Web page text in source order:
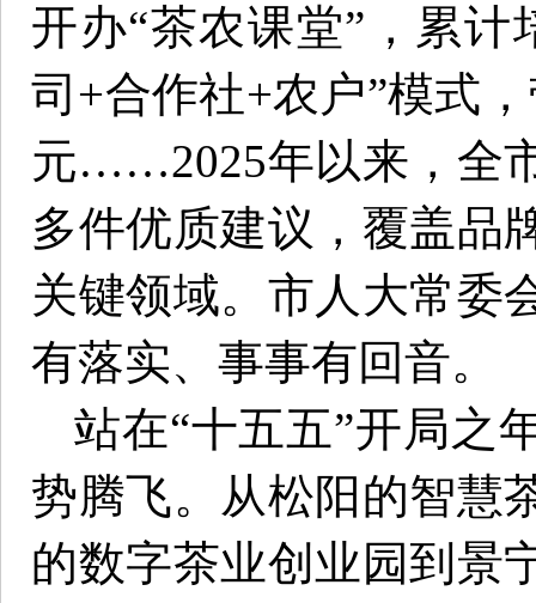
开办“茶农课堂”，累计
司+合作社+农户”模式
元……2025年以来，全
多件优质建议，覆盖品
关键领域。市人大常委
有落实、事事有回音。
站在“十五五”开局之
势腾飞。从松阳的智慧
的数字茶业创业园到景